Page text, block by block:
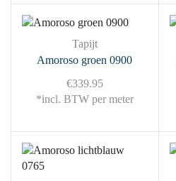
Tapijt
Amoroso groen 0900
€339.95
*incl. BTW per meter